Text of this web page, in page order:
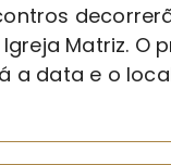
Matriz. O
a data e o